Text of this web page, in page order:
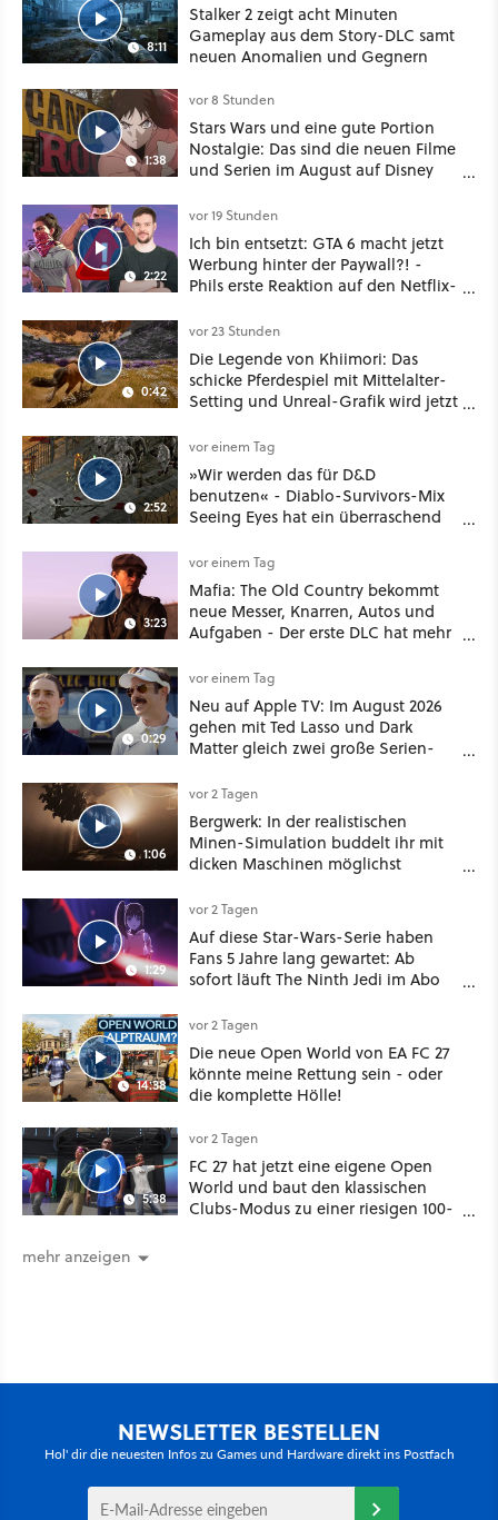
8:11
Stalker 2 zeigt acht Minuten
Gameplay aus dem Story-DLC samt
neuen Anomalien und Gegnern
1:38
vor 8 Stunden
Stars Wars und eine gute Portion
Nostalgie: Das sind die neuen Filme
und Serien im August auf Disney
2:22
vor 19 Stunden
Ich bin entsetzt: GTA 6 macht jetzt
Werbung hinter der Paywall?! -
Phils erste Reaktion auf den Netflix-
0:42
vor 23 Stunden
Die Legende von Khiimori: Das
schicke Pferdespiel mit Mittelalter-
Setting und Unreal-Grafik wird jetzt
2:52
vor einem Tag
»Wir werden das für D&D
benutzen« - Diablo-Survivors-Mix
Seeing Eyes hat ein überraschend
3:23
vor einem Tag
Mafia: The Old Country bekommt
neue Messer, Knarren, Autos und
Aufgaben - Der erste DLC hat mehr
0:29
vor einem Tag
Neu auf Apple TV: Im August 2026
gehen mit Ted Lasso und Dark
Matter gleich zwei große Serien-
1:06
vor 2 Tagen
Bergwerk: In der realistischen
Minen-Simulation buddelt ihr mit
dicken Maschinen möglichst
1:29
vor 2 Tagen
Auf diese Star-Wars-Serie haben
Fans 5 Jahre lang gewartet: Ab
sofort läuft The Ninth Jedi im Abo
14:38
vor 2 Tagen
Die neue Open World von EA FC 27
könnte meine Rettung sein - oder
die komplette Hölle!
5:38
vor 2 Tagen
FC 27 hat jetzt eine eigene Open
World und baut den klassischen
Clubs-Modus zu einer riesigen 100-
mehr anzeigen
NEWSLETTER BESTELLEN
Hol' dir die neuesten Infos zu Games und Hardware direkt ins Postfach